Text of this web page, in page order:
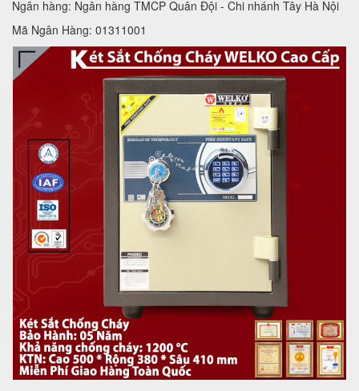
Ngân hàng: Ngân hàng TMCP Quân Đội - Chi nhánh Tây Hà Nội
Mã Ngân Hàng: 01311001